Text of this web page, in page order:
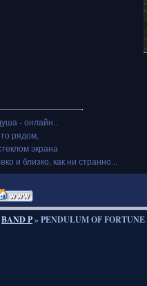
- онлайн..
рядом,
экрана
и близко, как ни странно...
BAND P»PENDULUM OF FORTUNE